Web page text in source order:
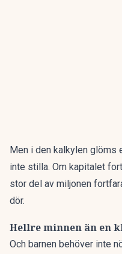
Men i den kalkylen glöms
inte stilla. Om kapitalet
stor del av miljonen
dör.
Hellre minnen än en
Och barnen behöver inte